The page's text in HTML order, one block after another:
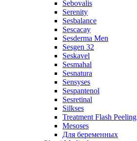
Sebovalis
Serenity
Sesbalance
Sescacay
Sesderma Men
Sesgen 32
Seskavel
Sesmahal
Sesnatura
Sensyses
Sespantenol
Sesretinal
Silkses
Treatment Flash Peeling
Mesoses
Для беременных